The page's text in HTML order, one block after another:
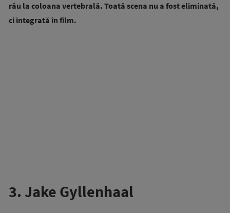
rău la coloana vertebrală. Toată scena nu a fost eliminată,
ci integrată în film.
3. Jake Gyllenhaal